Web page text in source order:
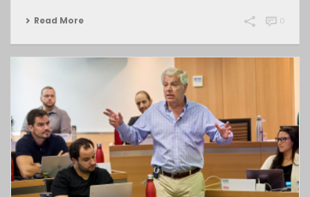
Read More 0